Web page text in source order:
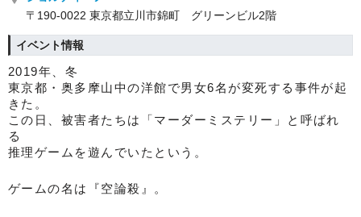
〒190-0022 東京都立川市錦町 グリーンビル2階
イベント情報
2019年、冬
東京都・奥多摩山中の洋館で男女6名が変死する事件が起
きた。
この日、被害者たちは「マーダーミステリー」と呼ばれ
る
推理ゲームを遊んでいたという。
ゲームの名は『空論殺』。